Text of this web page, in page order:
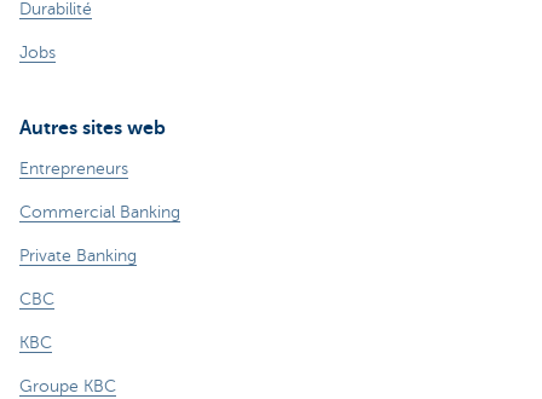
Durabilité
Jobs
Autres sites web
Entrepreneurs
Commercial Banking
Private Banking
CBC
KBC
Groupe KBC